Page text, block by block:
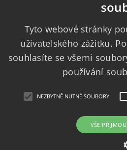
Tyto webové stránky
uživatelského zážitku.
souhlasíte se všemi
používání
NEZBYTNĚ NUTNÉ SOUBORY
VŠE